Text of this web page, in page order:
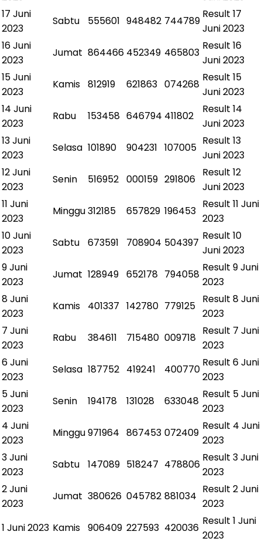
17 Juni
2023
Sabtu 555601 948482 744789
Result 17
Juni 2023
16 Juni
2023
Jumat 864466 452349 465803
Result 16
Juni 2023
15 Juni
2023
Kamis 812919 621863 074268
Result 15
Juni 2023
14 Juni
2023
Rabu 153458 646794 411802
Result 14
Juni 2023
13 Juni
2023
Selasa 101890 904231 107005
Result 13
Juni 2023
12 Juni
2023
Senin 516952 000159 291806
Result 12
Juni 2023
11 Juni
2023
Minggu312185 657829 196453
Result 11 Juni
2023
10 Juni
2023
Sabtu 673591 708904 504397
Result 10
Juni 2023
9 Juni
2023
Jumat 128949 652178 794058
Result 9 Juni
2023
8 Juni
2023
Kamis 401337 142780 779125
Result 8 Juni
2023
7 Juni
2023
Rabu 384611 715480 009718
Result 7 Juni
2023
6 Juni
2023
Selasa 187752 419241 400770
Result 6 Juni
2023
5 Juni
2023
Senin 194178 131028 633048
Result 5 Juni
2023
4 Juni
2023
Minggu971964 867453 072409
Result 4 Juni
2023
3 Juni
2023
Sabtu 147089 518247 478806
Result 3 Juni
2023
2 Juni
2023
Jumat 380626 045782 881034
Result 2 Juni
2023
1 Juni 2023 Kamis 906409 227593 420036
Result 1 Juni
2023